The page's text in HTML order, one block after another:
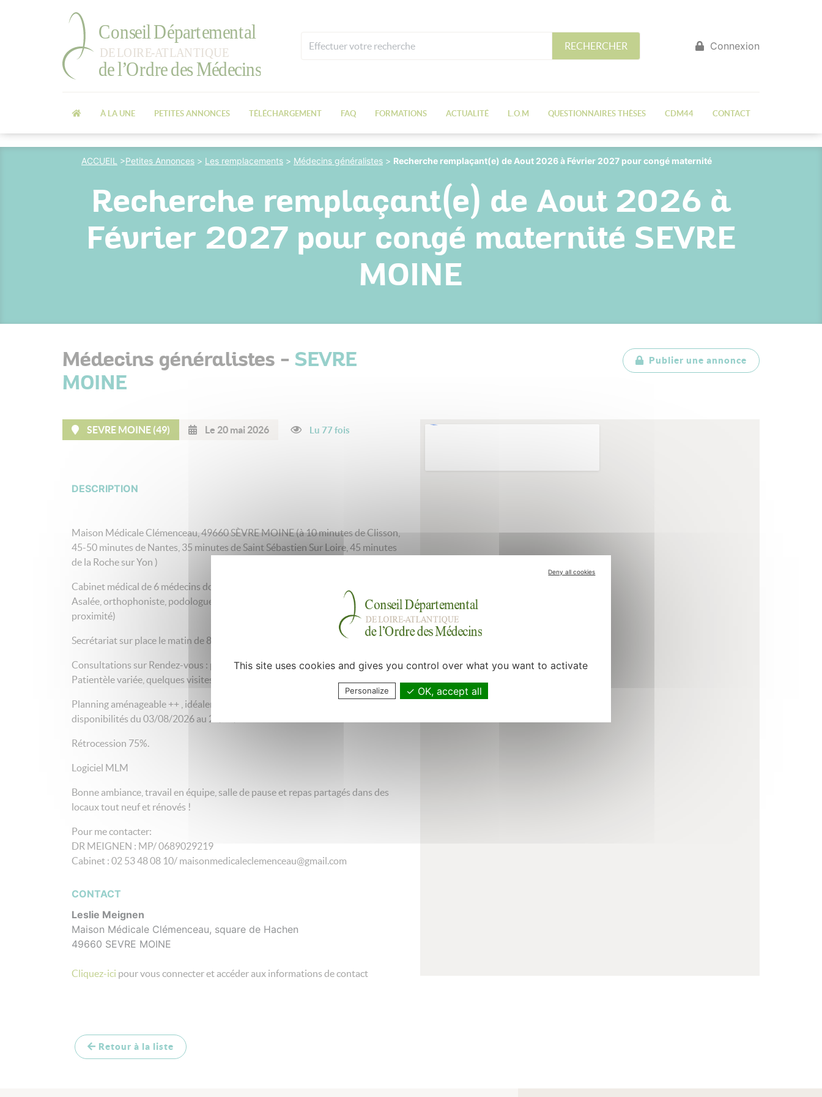
RECHERCHER Connexion
À LA UNE PETITES ANNONCES TÉLÉCHARGEMENT FAQ FORMATIONS ACTUALITÉ L.O.M QUESTIONNAIRES THÈSES CDM44 CONTACT
ACCUEIL >Petites Annonces > Les remplacements > Médecins généralistes > Recherche remplaçant(e) de Aout 2026 à Février 2027 pour congé maternité
Recherche remplaçant(e) de Aout 2026 à
Février 2027 pour congé maternité SEVRE
MOINE
Médecins généralistes - SEVRE
MOINE
Publier une annonce
SEVRE MOINE (49) Le 20 mai 2026 Lu 77 fois
DESCRIPTION
Maison Médicale Clémenceau, 49660 SÈVRE MOINE (à 10 minutes de Clisson,
45-50 minutes de Nantes, 35 minutes de Saint Sébastien Sur Loire, 45 minutes
de la Roche sur Yon )
Cabinet médical de 6 médecins dont 5 MSU, assistante médicale, infirmière
Asalée, orthophoniste, podologue, dentistes . (cabinets kinés et infirmières à
proximité)
Secrétariat sur place le matin de 8h à 12h et à distance jusqu’à 19h.
Consultations sur Rendez-vous : programmés/semi-urgent/urgence du jour.
Patientèle variée, quelques visites à domicile à proximité.
Planning aménageable ++ , idéalement 3 à 4 jours par semaine selon vos
disponibilités du 03/08/2026 au 21/02/2027
Rétrocession 75%.
Logiciel MLM
Bonne ambiance, travail en équipe, salle de pause et repas partagés dans des
locaux tout neuf et rénovés !
Pour me contacter:
DR MEIGNEN : MP/ 0689029219
Cabinet : 02 53 48 08 10/ maisonmedicaleclemenceau@gmail.com
CONTACT
Leslie Meignen
Maison Médicale Clémenceau, square de Hachen
49660 SEVRE MOINE
Cliquez-ici pour vous connecter et accéder aux informations de contact
Retour à la liste
Deny all cookies
This site uses cookies and gives you control over what you want to activate
Personalize OK, accept all